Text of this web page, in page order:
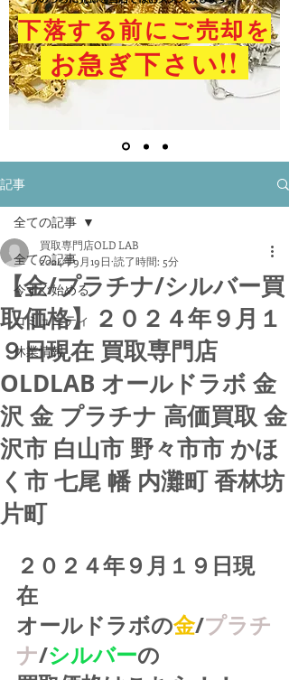
下落する前にご売却を
お急ぎ下さい!!
記事
全ての記事
今すぐ始める
コミュニティ
休業情報
全ての記事
【金/プラチナ/シルバー買
取価格】２０２４年９月１
９日現在 買取専門店
OLDLAB オールドラボ 金
沢 金 プラチナ 高価買取 金
沢市 白山市 野々市市 かほ
く市 七尾 幡 内灘町 香林坊
片町
買取専門店OLD LAB
2024年9月19日 読了時間: 5分
２０２４年９月１９日現
在
オールドラボの金/プラチ
ナ/シルバーの